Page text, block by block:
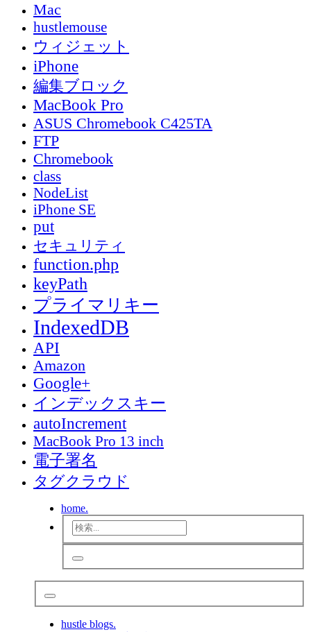
Mac
hustlemouse
ウィジェット
iPhone
編集ブロック
MacBook Pro
ASUS Chromebook C425TA
FTP
Chromebook
class
NodeList
iPhone SE
put
セキュリティ
function.php
keyPath
プライマリキー
IndexedDB
API
Amazon
Google+
インデックスキー
autoIncrement
MacBook Pro 13 inch
電子署名
タグクラウド
home.
hustle blogs.